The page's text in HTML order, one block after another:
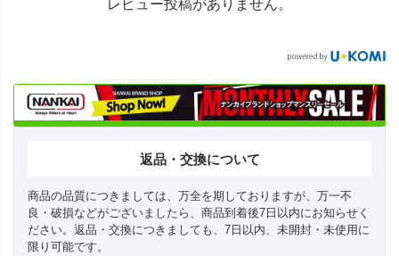
レビュー投稿がありません。
返品・交換について
商品の品質につきましては、万全を期しておりますが、万一不
良・破損などがございましたら、商品到着後7日以内にお知らせく
ださい。返品・交換につきましても、7日以内、未開封・未使用に
限り可能です。